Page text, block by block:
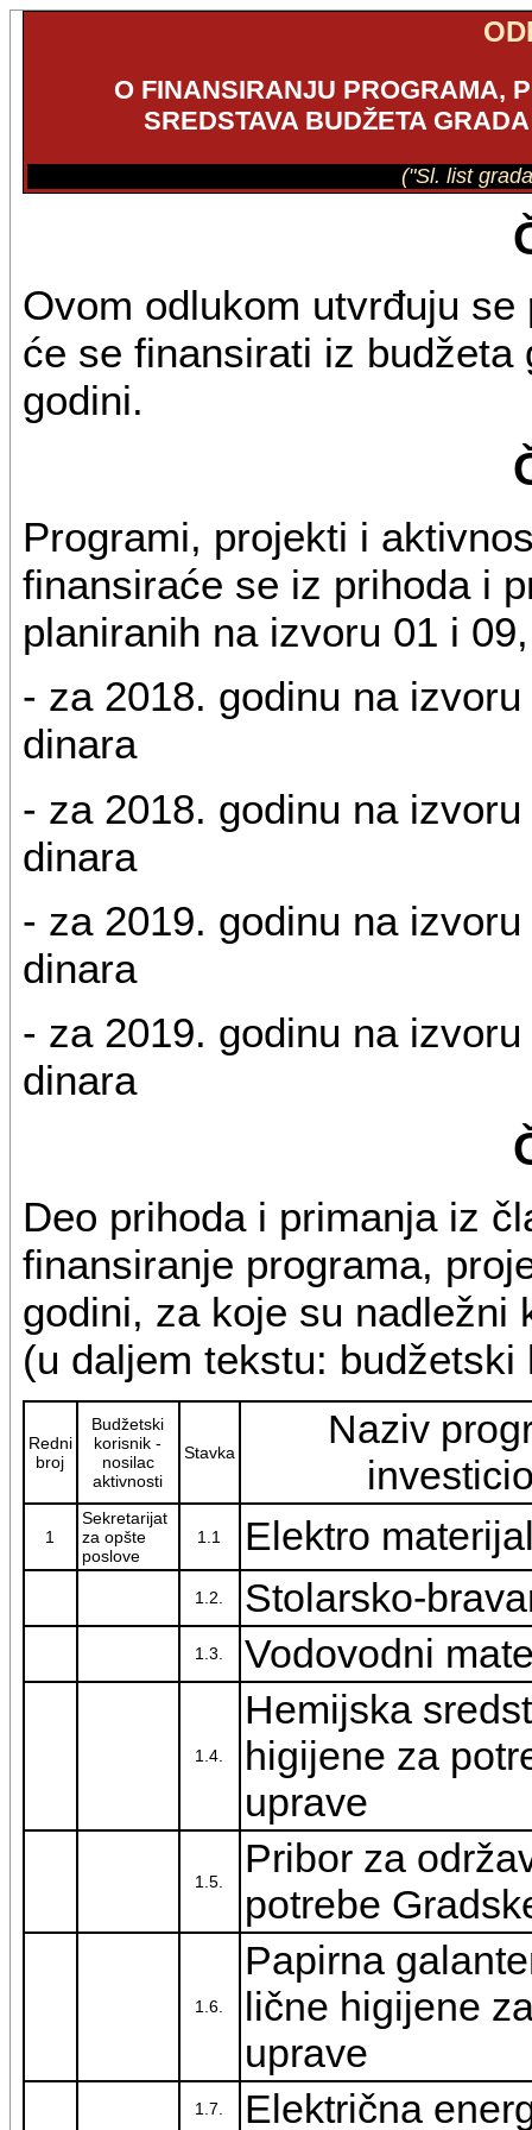
O FINANSIRANJU PROGRAMA,
SREDSTAVA BUDŽETA
("Sl. list
Ovom odlukom utvrđuju
će se finansirati iz budžeta
godini.
Programi, projekti i
finansiraće se iz prihoda i
planiranih na izvoru 01 i
- za 2018. godinu na
dinara
- za 2018. godinu na
dinara
- za 2019. godinu na
dinara
- za 2019. godinu na
dinara
Deo prihoda i primanja iz
finansiranje programa,
godini, za koje su nadležni
(u daljem tekstu:
Redni
broj
Budžetski
korisnik -
nosilac
aktivnosti
Stavka
Naziv
1
Sekretarijat
za opšte
poslove
1.1 Elektro
1.2. Stolarsko-
1.3. Vodovodni
1.4.
Hemijska
higijene za
uprave
1.5.
Pribor za
potrebe
1.6.
Papirna
lične higijene
uprave
1.7. Električna